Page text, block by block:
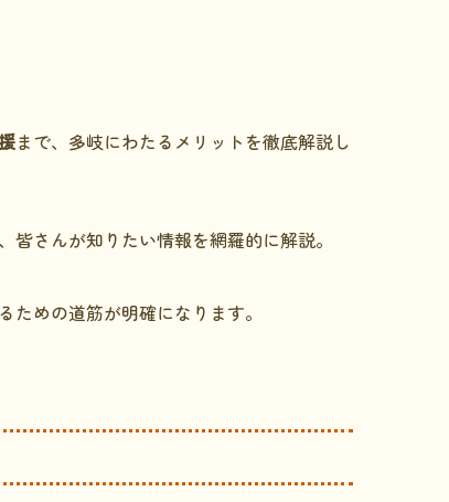
まで、多岐にわたるメリットを徹底解説し
皆さんが知りたい情報を網羅的に解説。
めの道筋が明確になります。